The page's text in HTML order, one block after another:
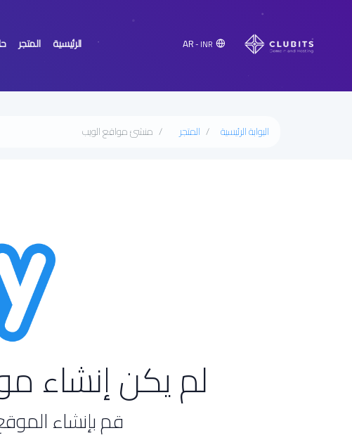
AR- INR الرئيسية المتجر
البوابة الرئيسية المتجر منشئ مواقع الويب
لم يكن
قم بإنشاء